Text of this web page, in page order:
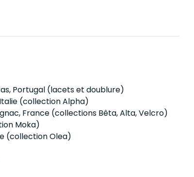
Portugal (lacets et doublure)
(collection Alpha)
France (collections Bêta, Alta, Velcro)
Moka)
(collection Olea)